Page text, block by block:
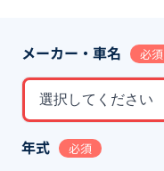
メーカー・車名 必須
選択してください
年式 必須